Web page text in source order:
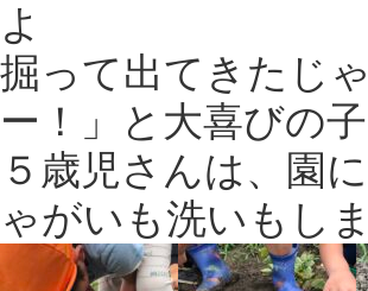
よ
掘って出てきたじ
ー！」と大喜びの
５歳児さんは、園
ゃがいも洗いもし